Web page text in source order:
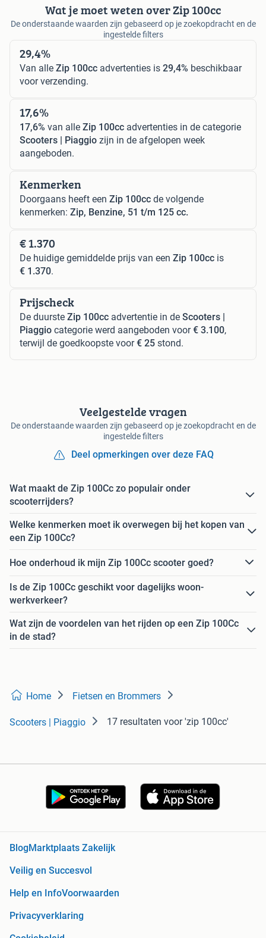
Wat je moet weten over Zip 100cc
De onderstaande waarden zijn gebaseerd op je zoekopdracht en de
ingestelde filters
29,4%
Van alle Zip 100cc advertenties is 29,4% beschikbaar
voor verzending.
17,6%
17,6% van alle Zip 100cc advertenties in de categorie
Scooters | Piaggio zijn in de afgelopen week
aangeboden.
Kenmerken
Doorgaans heeft een Zip 100cc de volgende
kenmerken: Zip, Benzine, 51 t/m 125 cc.
€ 1.370
De huidige gemiddelde prijs van een Zip 100cc is
€ 1.370.
Prijscheck
De duurste Zip 100cc advertentie in de Scooters |
Piaggio categorie werd aangeboden voor€ 3.100,
terwijl de goedkoopste voor€ 25 stond.
Veelgestelde vragen
De onderstaande waarden zijn gebaseerd op je zoekopdracht en de
ingestelde filters
Deel opmerkingen over deze FAQ
Wat maakt de Zip 100Cc zo populair onder
scooterrijders?
Welke kenmerken moet ik overwegen bij het kopen van
een Zip 100Cc?
Hoe onderhoud ik mijn Zip 100Cc scooter goed?
Is de Zip 100Cc geschikt voor dagelijks woon-
werkverkeer?
Wat zijn de voordelen van het rijden op een Zip 100Cc
in de stad?
Home Fietsen en Brommers
Scooters | Piaggio 17 resultaten voor 'zip 100cc'
Blog Marktplaats Zakelijk
Veilig en Succesvol
Help en InfoVoorwaarden
Privacyverklaring